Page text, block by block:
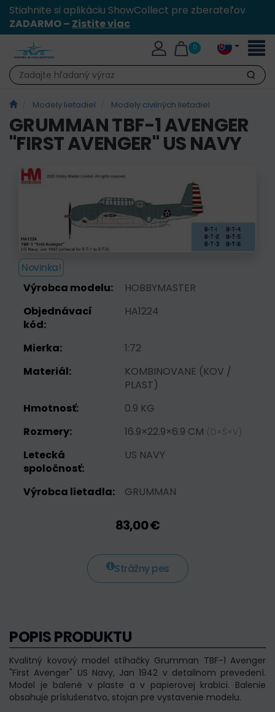
Stiahnite si aplikáciu ShowCollect pre zberateľov
ZADARMO – Zistite viac
0
Hľadať
Modely lietadiel Modely civilných lietadiel
GRUMMAN TBF-1 AVENGER
"FIRST AVENGER" US NAVY
Novinka!
Výrobca modelu:
HOBBYMASTER
Objednávací
kód:
HA1224
Mierka:
1:72
Materiál:
KOMBINOVANE (KOV /
PLAST)
Hmotnosť:
0.9 KG
Rozmery:
16.9×22.9×6.9 CM (D×Š×V)
Letecká
spoločnosť:
US NAVY
Výrobca lietadla: GRUMMAN
83,00 €
Strážny pes
POPIS PRODUKTU
Kvalitný kovový model stíhačky Grumman TBF-1 Avenger
"First Avenger" US Navy, Jan 1942 v detailnom prevedení.
Model je balené v plaste a v papierovej krabici. Balenie
obsahuje príslušenstvo, stojan pre vystavenie modelu.